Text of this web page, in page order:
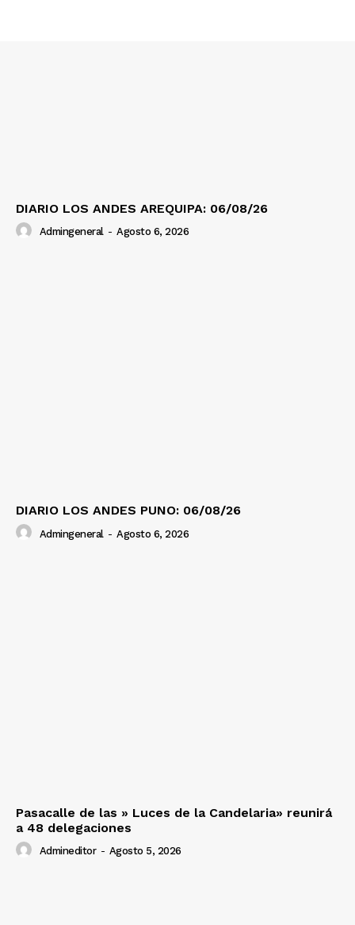
DIARIO LOS ANDES AREQUIPA: 06/08/26
Admingeneral - Agosto 6, 2026
DIARIO LOS ANDES PUNO: 06/08/26
Admingeneral - Agosto 6, 2026
Pasacalle de las » Luces de la Candelaria» reunirá
a 48 delegaciones
Admineditor - Agosto 5, 2026